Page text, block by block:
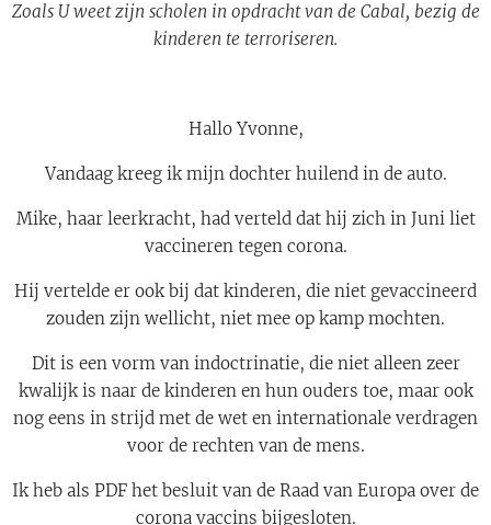
Zoals U weet zijn scholen in opdracht van de Cabal, bezig de
kinderen te terroriseren.
Hallo Yvonne,
Vandaag kreeg ik mijn dochter huilend in de auto.
Mike, haar leerkracht, had verteld dat hij zich in Juni liet
vaccineren tegen corona.
Hij vertelde er ook bij dat kinderen, die niet gevaccineerd
zouden zijn wellicht, niet mee op kamp mochten.
Dit is een vorm van indoctrinatie, die niet alleen zeer
kwalijk is naar de kinderen en hun ouders toe, maar ook
nog eens in strijd met de wet en internationale verdragen
voor de rechten van de mens.
Ik heb als PDF het besluit van de Raad van Europa over de
corona vaccins bijgesloten.